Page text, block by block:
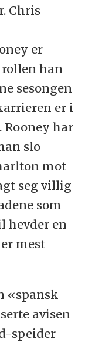
Chris
er
han
sesongen
er i
Rooney har
slo
mot
seg villig
som
hevder en
mest
«spansk
avisen
speider